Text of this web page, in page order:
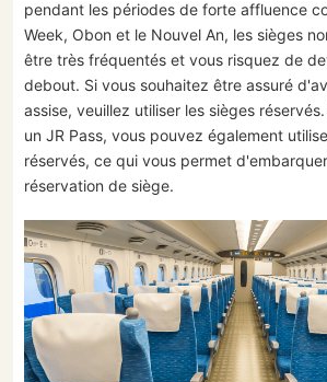
pendant les périodes de forte affluence
Week, Obon et le Nouvel An, les sièges
être très fréquentés et vous risquez de
debout. Si vous souhaitez être assuré
assise, veuillez utiliser les sièges
un JR Pass, vous pouvez également
réservés, ce qui vous permet
réservation de siège.